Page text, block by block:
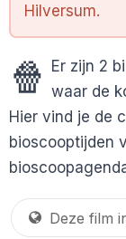
Hilversum.
🍿 Er zijn 2
waar de
Hier vind je de
bioscooptijden